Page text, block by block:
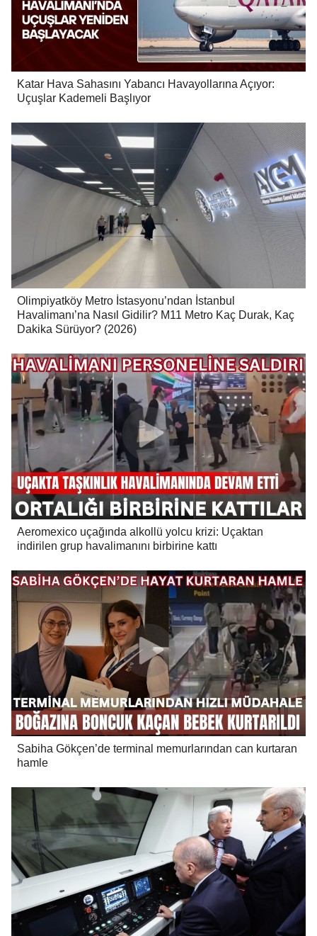
Katar Hava Sahasını Yabancı Havayollarına Açıyor:
Uçuşlar Kademeli Başlıyor
Olimpiyatköy Metro İstasyonu’ndan İstanbul
Havalimanı’na Nasıl Gidilir? M11 Metro Kaç Durak, Kaç
Dakika Sürüyor? (2026)
Aeromexico uçağında alkollü yolcu krizi: Uçaktan
indirilen grup havalimanını birbirine kattı
Sabiha Gökçen’de terminal memurlarından can kurtaran
hamle